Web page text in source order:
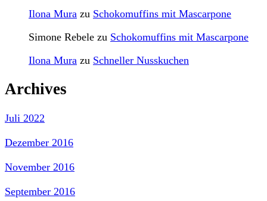
Ilona Mura zu Schokomuffins mit Mascarpone
Simone Rebele zu Schokomuffins mit Mascarpone
Ilona Mura zu Schneller Nusskuchen
Archives
Juli 2022
Dezember 2016
November 2016
September 2016